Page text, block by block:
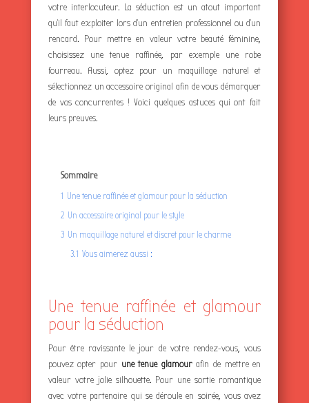
votre interlocuteur. La séduction est un atout important
qu’il faut exploiter lors d’un entretien professionnel ou d’un
rencard. Pour mettre en valeur votre beauté féminine,
choisissez une tenue raffinée, par exemple une robe
fourreau. Aussi, optez pour un maquillage naturel et
sélectionnez un accessoire original afin de vous démarquer
de vos concurrentes ! Voici quelques astuces qui ont fait
leurs preuves.
Sommaire
1 Une tenue raffinée et glamour pour la séduction
2 Un accessoire original pour le style
3 Un maquillage naturel et discret pour le charme
3.1 Vous aimerez aussi :
Une tenue raffinée et glamour
pour la séduction
Pour être ravissante le jour de votre rendez-vous, vous
pouvez opter pour une tenue glamourafin de mettre en
valeur votre jolie silhouette. Pour une sortie romantique
avec votre partenaire qui se déroule en soirée, vous avez